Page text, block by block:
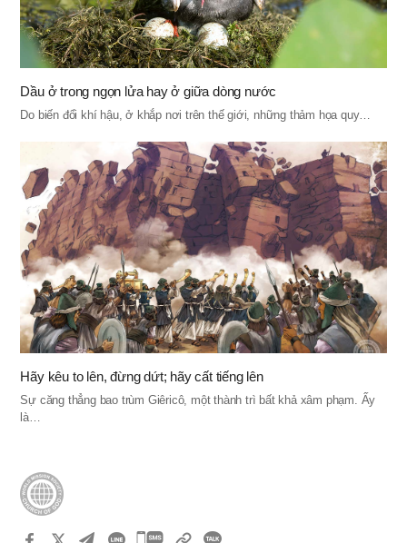
Dầu ở trong ngọn lửa hay ở giữa dòng nước
Do biến đổi khí hậu, ở khắp nơi trên thế giới, những thảm họa quy…
Hãy kêu to lên, đừng dứt; hãy cất tiếng lên
Sự căng thẳng bao trùm Giêricô, một thành trì bất khả xâm phạm. Ấy
là…
카